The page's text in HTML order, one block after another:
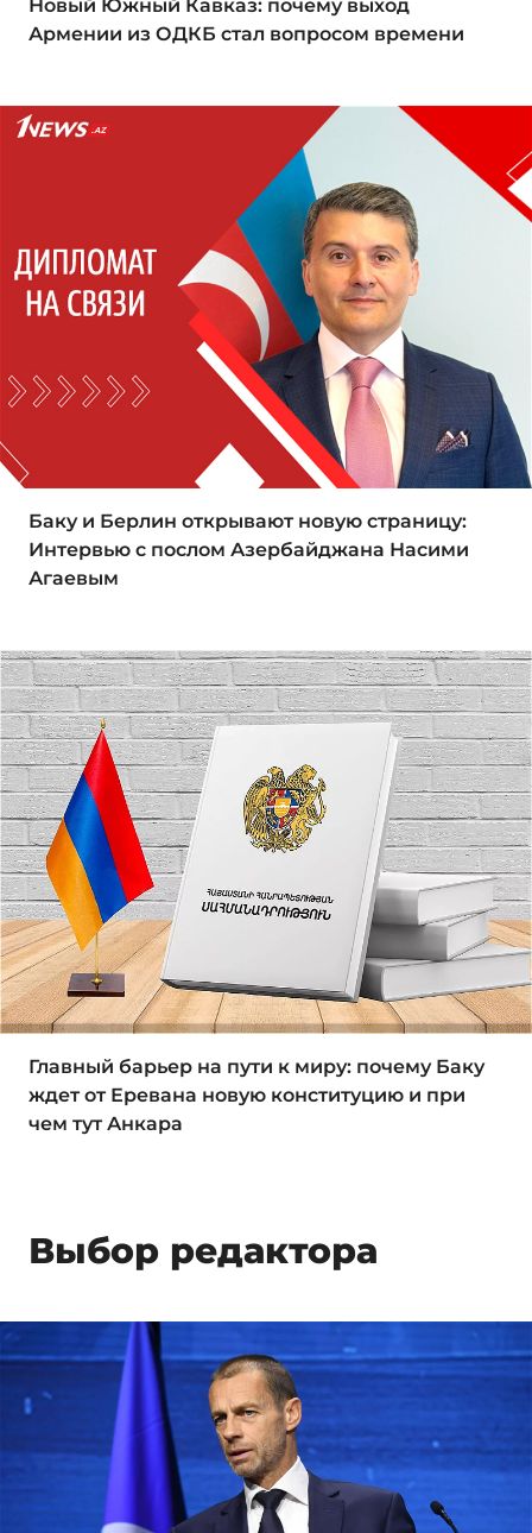
Новый Южный Кавказ: почему выход
Армении из ОДКБ стал вопросом времени
Баку и Берлин открывают новую страницу:
Интервью с послом Азербайджана Насими
Агаевым
Главный барьер на пути к миру: почему Баку
ждет от Еревана новую конституцию и при
чем тут Анкара
Выбор редактора